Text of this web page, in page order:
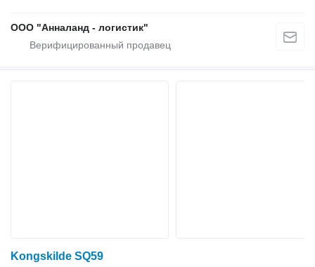
ООО "Анналанд - логистик"
Kongskilde SQ59